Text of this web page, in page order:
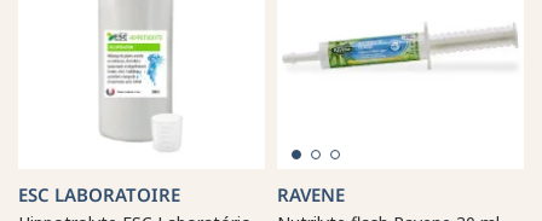
ESC LABORATOIRE RAVENE